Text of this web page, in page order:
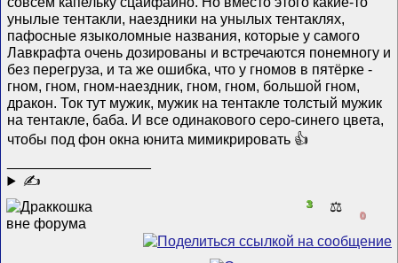
унылые тентакли, наездники на унылых тентаклях,
пафосные языколомные названия, которые у самого
Лавкрафта очень дозированы и встречаются понемногу и
без перегруза, и та же ошибка, что у гномов в пятëрке -
гном, гном, гном-наездник, гном, гном, большой гном,
дракон. Ток тут мужик, мужик на тентакле толстый мужик
на тентакле, баба. И все одинакового серо-синего цвета,
чтобы под фон окна юнита мимикрировать 👍
✍
3 ⚖️
0